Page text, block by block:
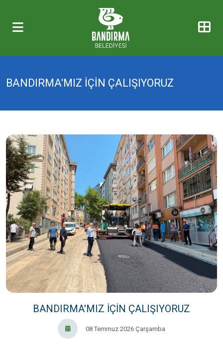
BANDIRMA'MIZ İÇİN ÇALIŞIYORUZ
BANDIRMA'MIZ İÇİN ÇALIŞIYORUZ
08 Temmuz 2026 Çarşamba